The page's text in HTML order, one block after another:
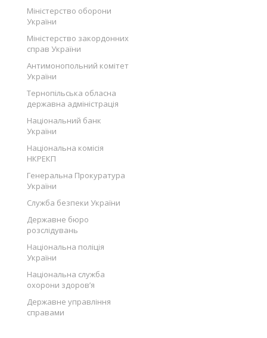
Міністерство оборони
України
Міністерство закордонних
справ України
Антимонопольний комітет
України
Тернопільська обласна
державна адміністрація
Національний банк
України
Національна комісія
НКРЕКП
Генеральна Прокуратура
України
Служба безпеки України
Державне бюро
розслідувань
Національна поліція
України
Національна служба
охорони здоров’я
Державне управління
справами